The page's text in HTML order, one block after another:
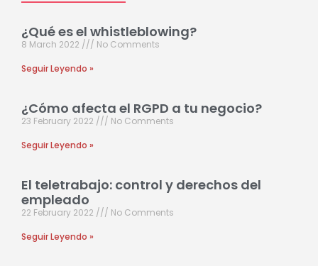
¿Qué es el whistleblowing?
8 March 2022
No Comments
Seguir Leyendo »
¿Cómo afecta el RGPD a tu negocio?
23 February 2022
No Comments
Seguir Leyendo »
El teletrabajo: control y derechos del
empleado
22 February 2022
No Comments
Seguir Leyendo »